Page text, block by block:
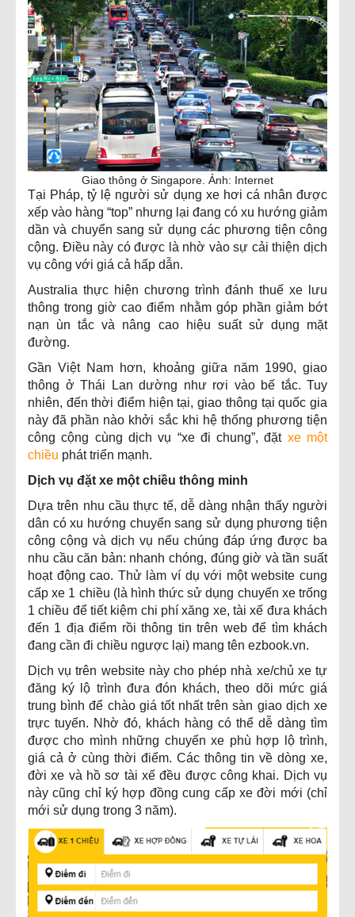
Giao thông ở Singapore. Ảnh: Internet
Tại Pháp, tỷ lệ người sử dụng xe hơi cá nhân được
xếp vào hàng “top” nhưng lại đang có xu hướng giảm
dần và chuyển sang sử dụng các phương tiện công
cộng. Điều này có được là nhờ vào sự cải thiện dịch
vụ công với giá cả hấp dẫn.
Australia thực hiện chương trình đánh thuế xe lưu
thông trong giờ cao điểm nhằm góp phần giảm bớt
nạn ùn tắc và nâng cao hiệu suất sử dụng mặt
đường.
Gần Việt Nam hơn, khoảng giữa năm 1990, giao
thông ở Thái Lan dường như rơi vào bế tắc. Tuy
nhiên, đến thời điểm hiện tại, giao thông tại quốc gia
này đã phần nào khởi sắc khi hệ thống phương tiện
công cộng cùng dịch vụ “xe đi chung”, đặt xe một
chiều phát triển mạnh.
Dịch vụ đặt xe một chiều thông minh
Dựa trên nhu cầu thực tế, dễ dàng nhận thấy người
dân có xu hướng chuyển sang sử dụng phương tiện
công cộng và dịch vụ nếu chúng đáp ứng được ba
nhu cầu căn bản: nhanh chóng, đúng giờ và tần suất
hoạt động cao. Thử làm ví dụ với một website cung
cấp xe 1 chiều (là hình thức sử dụng chuyến xe trống
1 chiều để tiết kiệm chi phí xăng xe, tài xế đưa khách
đến 1 địa điểm rồi thông tin trên web để tìm khách
đang cần đi chiều ngược lại) mang tên ezbook.vn.
Dịch vụ trên website này cho phép nhà xe/chủ xe tự
đăng ký lộ trình đưa đón khách, theo dõi mức giá
trung bình để chào giá tốt nhất trên sàn giao dịch xe
trực tuyến. Nhờ đó, khách hàng có thể dễ dàng tìm
được cho mình những chuyến xe phù hợp lộ trình,
giá cả ở cùng thời điểm. Các thông tin về dòng xe,
đời xe và hồ sơ tài xế đều được công khai. Dịch vụ
này cũng chỉ ký hợp đồng cung cấp xe đời mới (chỉ
mới sử dụng trong 3 năm).